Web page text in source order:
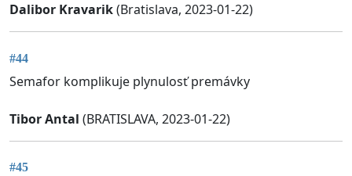
Dalibor Kravarik(Bratislava, 2023-01-22)
#44
Semafor komplikuje plynulosť premávky
Tibor Antal (BRATISLAVA, 2023-01-22)
#45